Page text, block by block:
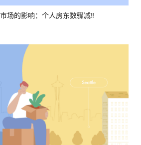
场的影响：个人房东数骤减‼